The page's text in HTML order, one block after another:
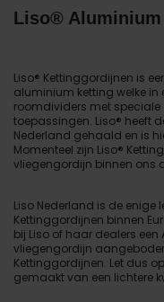
Liso®
Liso® Kettinggordijnen is
aluminium ketting welke in
roomdividers met
toepassingen. Liso® heeft
Nederland gehaald en is
Momenteel zijn Liso®
vliegengordijn binnen ons
Liso Nederland is de enige
Kettinggordijnen binnen
bij Liso of haar dealers
vliegengordijn
Kettinggordijnen. Let dus
gemaakt van een lichtere